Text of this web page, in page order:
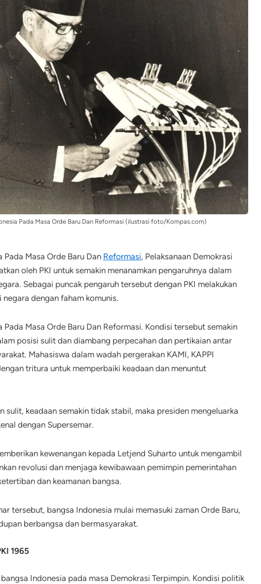
Pada Masa Orde Baru Dan Reformasi (ilustrasi foto/Kompas.com)
Masa Orde Baru Dan Reformasi, Pelaksanaan Demokrasi
oleh PKI untuk semakin menanamkan pengaruhnya dalam
Sebagai puncak pengaruh tersebut dengan PKI melakukan
dengan faham komunis.
Masa Orde Baru Dan Reformasi. Kondisi tersebut semakin
posisi sulit dan diambang perpecahan dan pertikaian antar
Mahasiswa dalam wadah pergerakan KAMI, KAPPI
tritura untuk memperbaiki keadaan dan menuntut
sulit, keadaan semakin tidak stabil, maka presiden mengeluarka
dengan Supersemar.
kewenangan kepada Letjend Suharto untuk mengambil
revolusi dan menjaga kewibawaan pemimpin pemerintahan
dan keamanan bangsa.
tersebut, bangsa Indonesia mulai memasuki zaman Orde Baru,
berbangsa dan bermasyarakat.
1965
Indonesia pada masa Demokrasi Terpimpin. Kondisi politik